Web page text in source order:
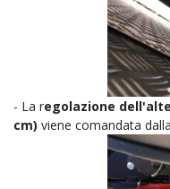
- La regolazione
cm) viene comandata